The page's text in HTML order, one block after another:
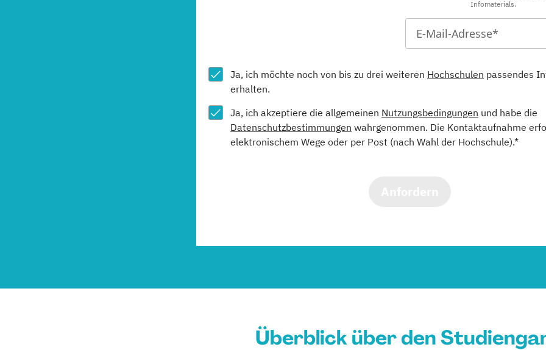
Infomaterials.
Ja, ich möchte noch von bis zu drei weiteren Hochschulen passendes
erhalten.
Ja, ich akzeptiere die allgemeinen Nutzungsbedingungen und habe die
Datenschutzbestimmungen wahrgenommen. Die Kontaktaufnahme
elektronischem Wege oder per Post (nach Wahl der Hochschule).*
Überblick über den